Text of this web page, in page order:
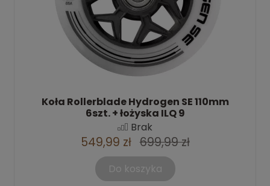
Koła Rollerblade Hydrogen SE 110mm
6szt. + łożyska ILQ 9
Brak
549,99 zł 699,99 zł
Do koszyka